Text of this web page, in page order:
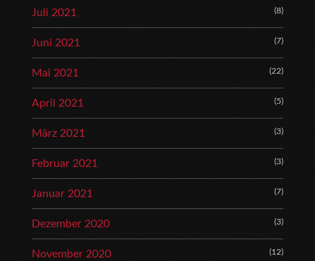
Juli 2021 (8)
Juni 2021 (7)
Mai 2021 (22)
April 2021 (5)
März 2021 (3)
Februar 2021 (3)
Januar 2021 (7)
Dezember 2020 (3)
November 2020 (12)